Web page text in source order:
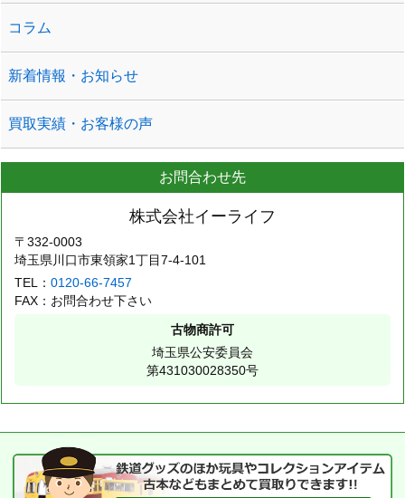
コラム
新着情報・お知らせ
買取実績・お客様の声
お問合わせ先
株式会社イーライフ
〒332-0003
埼玉県川口市東領家1丁目7-4-101
TEL：0120-66-7457
FAX：お問合わせ下さい
古物商許可
埼玉県公安委員会
第431030028350号